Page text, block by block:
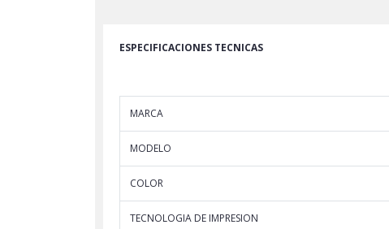
ESPECIFICACIONES TECNICAS
MARCA
MODELO
COLOR
TECNOLOGIA DE IMPRESION